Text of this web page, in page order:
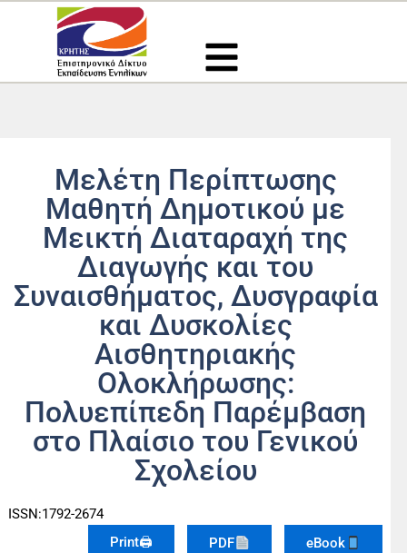
Μετάβαση
περιεχόμενο
Μελέτη Περίπτωσης
Μαθητή Δημοτικού με
Μεικτή Διαταραχή της
Διαγωγής και του
Συναισθήματος, Δυσγραφία
και Δυσκολίες
Αισθητηριακής
Ολοκλήρωσης:
Πολυεπίπεδη Παρέμβαση
στο Πλαίσιο του Γενικού
Σχολείου
ISSN:1792-2674
Print🖨
PDF
eBook